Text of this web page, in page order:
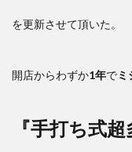
を更新させて頂いた。
開店からわずか1年で
『手打ち式